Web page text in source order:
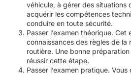
véhicule, à gérer des situations
acquérir les compétences
conduire en toute sécurité.
Passer l’examen théorique. Cet
connaissances des règles de la
routière. Une bonne
réussir cette étape.
Passer l’examen pratique.